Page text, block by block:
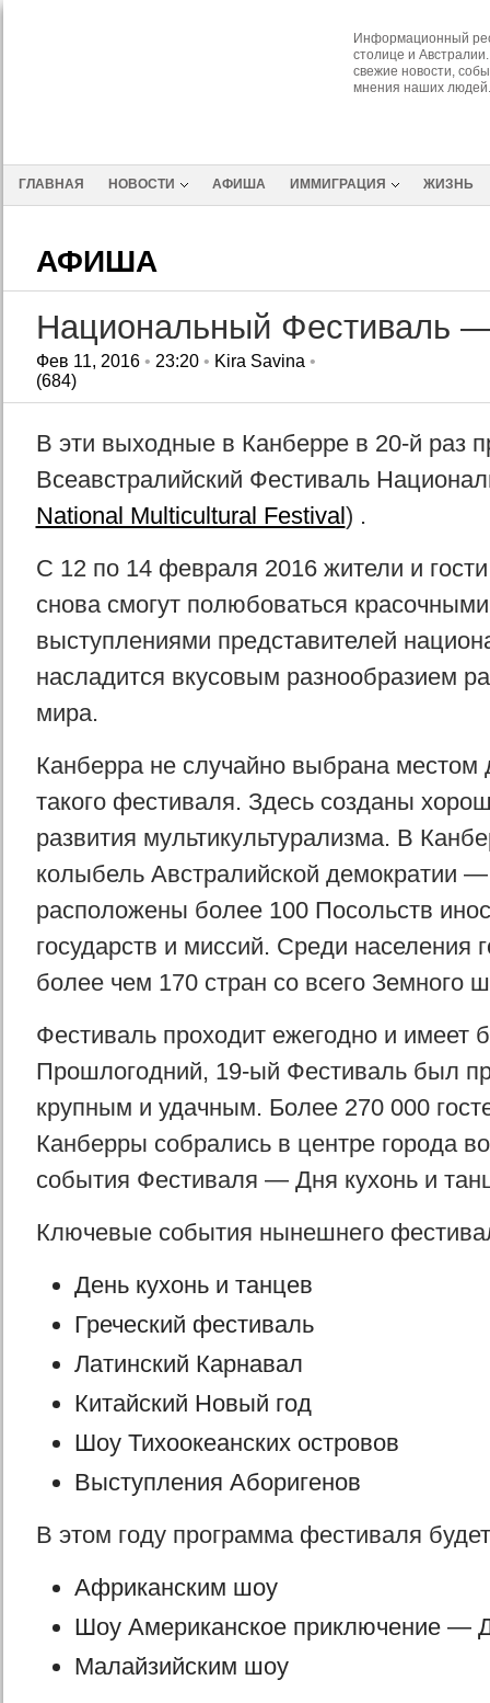
Информационный
столице и
свежие новости,
мнения наших людей.
ГЛАВНАЯ НОВОСТИ АФИША ИММИГРАЦИЯ ЖИЗНЬ
АФИША
Национальный Фестиваль
Фев 11, 2016• 23:20• Kira Savina •
(684)
В эти выходные в Канберре в 20-й раз
Всеавстралийский Фестиваль
National Multicultural Festival) .
С 12 по 14 февраля 2016 жители и
снова смогут полюбоваться
выступлениями представителей
насладится вкусовым разнообразием
мира.
Канберра не случайно выбрана местом
такого фестиваля. Здесь созданы
развития мультикультурализма. В
колыбель Австралийской демократии
расположены более 100 Посольств
государств и миссий. Среди населения
более чем 170 стран со всего Земного
Фестиваль проходит ежегодно и имеет
Прошлогодний, 19-ый Фестиваль был
крупным и удачным. Более 270 000
Канберры собрались в центре города
события Фестиваля — Дня кухонь и
Ключевые события нынешнего
День кухонь и танцев
Греческий фестиваль
Латинский Карнавал
Китайский Новый год
Шоу Тихоокеанских островов
Выступления Аборигенов
В этом году программа фестиваля
Африканским шоу
Шоу Американское приключение —
Малайзийским шоу